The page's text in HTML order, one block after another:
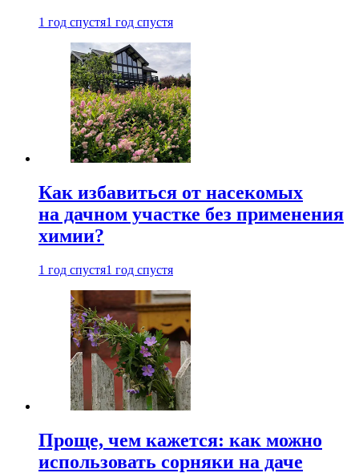
1 год спустя1 год спустя
Как избавиться от насекомых
на дачном участке без применения
химии?
1 год спустя1 год спустя
Проще, чем кажется: как можно
использовать сорняки на даче